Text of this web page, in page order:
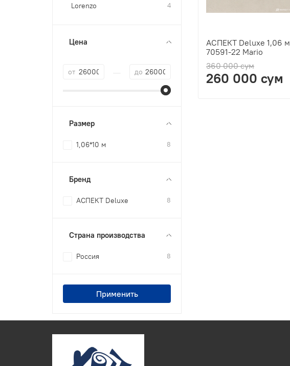
АСПЕКТ Deluxe 1,06 м
70591-22 Mario
360 000 сум
260 000 сум
Lorenzo 4
Цена
от до
Размер
1,06*10 м 8
Бренд
АСПЕКТ Deluxe 8
Страна производства
Россия 8
Применить